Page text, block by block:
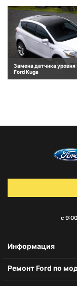
Замена датчика уровня
Ford Kuga
с
Информация
Ремонт Ford по